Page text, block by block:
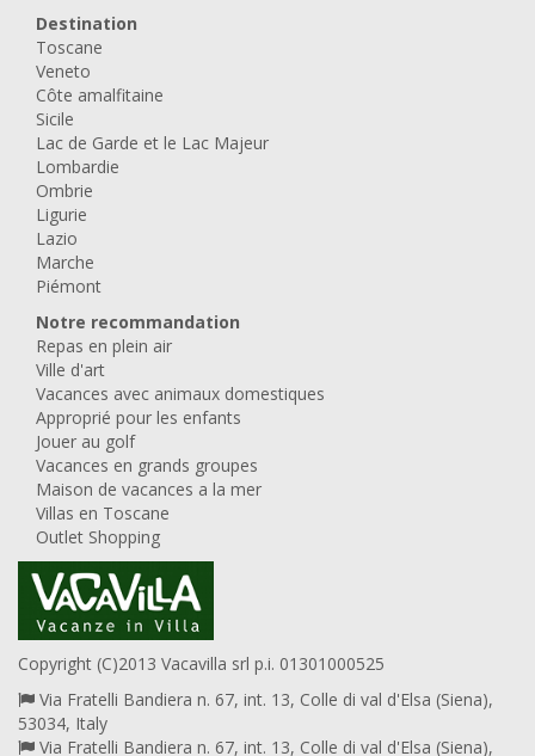
Destination
Toscane
Veneto
Côte amalfitaine
Sicile
Lac de Garde et le Lac Majeur
Lombardie
Ombrie
Ligurie
Lazio
Marche
Piémont
Notre recommandation
Repas en plein air
Ville d'art
Vacances avec animaux domestiques
Approprié pour les enfants
Jouer au golf
Vacances en grands groupes
Maison de vacances a la mer
Villas en Toscane
Outlet Shopping
Copyright (C)2013 Vacavilla srl p.i. 01301000525
Via Fratelli Bandiera n. 67, int. 13, Colle di val d'Elsa (Siena),
53034, Italy
Via Fratelli Bandiera n. 67, int. 13, Colle di val d'Elsa (Siena),